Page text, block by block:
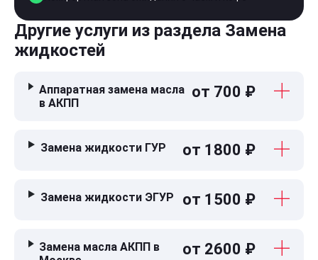
Другие услуги из раздела Замена
жидкостей
Аппаратная замена масла
в АКПП
от 700 ₽
Замена жидкости ГУР от 1800 ₽
Замена жидкости ЭГУР от 1500 ₽
Замена масла АКПП в
от 2600 ₽